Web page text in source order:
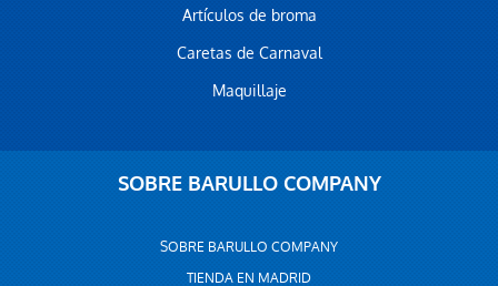
Artículos de broma
Caretas de Carnaval
Maquillaje
SOBRE BARULLO COMPANY
SOBRE BARULLO COMPANY
TIENDA EN MADRID